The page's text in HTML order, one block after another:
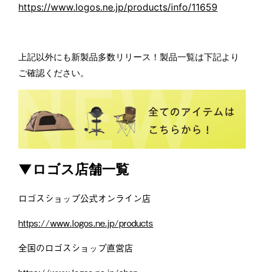
https://www.logos.ne.jp/products/info/11659
上記以外にも新製品多数リリース！製品一覧は下記より
ご確認ください。
▼ロゴス店舗一覧
ロゴスショップ公式オンライン店
https://www.logos.ne.jp/products
全国のロゴスショップ直営店